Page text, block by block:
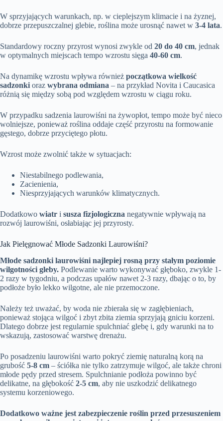
W sprzyjających warunkach, np. w cieplejszym klimacie i na żyznej,
dobrze przepuszczalnej glebie, roślina może urosnąć nawet w 3-4 lata.
Standardowy roczny przyrost wynosi zwykle od 20 do 40 cm, jednak
w optymalnych miejscach tempo wzrostu sięga 40-60 cm.
Na dynamikę wzrostu wpływa również początkowa wielkość
sadzonki oraz wybrana odmiana – na przykład Novita i Caucasica
różnią się między sobą pod względem wzrostu w ciągu roku.
W przypadku sadzenia laurowiśni na żywopłot, tempo może być nieco
wolniejsze, ponieważ roślina oddaje część przyrostu na formowanie
gęstego, dobrze przyciętego płotu.
Wzrost może zwolnić także w sytuacjach:
Niestabilnego podlewania,
Zacienienia,
Niesprzyjających warunków klimatycznych.
Dodatkowo wiatr i susza fizjologiczna negatywnie wpływają na
rozwój laurowiśni, osłabiając jej przyrosty.
Jak Pielęgnować Młode Sadzonki Laurowiśni?
Młode sadzonki laurowiśni najlepiej rosną przy stałym poziomie
wilgotności gleby. Podlewanie warto wykonywać głęboko, zwykle 1-
2 razy w tygodniu, a podczas upałów nawet 2-3 razy, dbając o to, by
podłoże było lekko wilgotne, ale nie przemoczone.
Należy też uważać, by woda nie zbierała się w zagłębieniach,
ponieważ stojąca wilgoć i zbyt zbita ziemia sprzyjają gniciu korzeni.
Dlatego dobrze jest regularnie spulchniać glebę i, gdy warunki na to
wskazują, zastosować warstwę drenażu.
Po posadzeniu laurowiśni warto pokryć ziemię naturalną korą na
grubość 5-8 cm – ściółka nie tylko zatrzymuje wilgoć, ale także chroni
młode pędy przed stresem. Spulchnianie podłoża powinno być
delikatne, na głębokość 2-5 cm, aby nie uszkodzić delikatnego
systemu korzeniowego.
Dodatkowo ważne jest zabezpieczenie roślin przed przesuszeniem